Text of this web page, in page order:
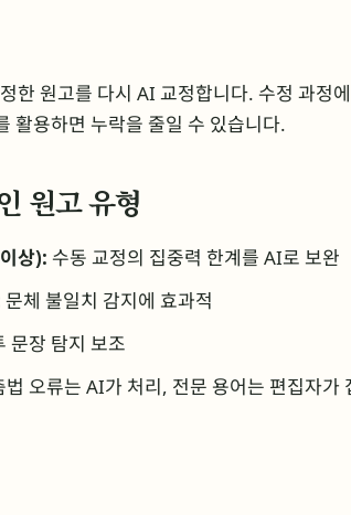
한 원고를 다시 AI 교정합니다. 수정 과정
활용하면 누락을 줄일 수 있습니다.
원고 유형
상): 수동 교정의 집중력 한계를 AI로 보완
문체 불일치 감지에 효과적
문장 탐지 보조
법 오류는 AI가 처리, 전문 용어는 편집자가